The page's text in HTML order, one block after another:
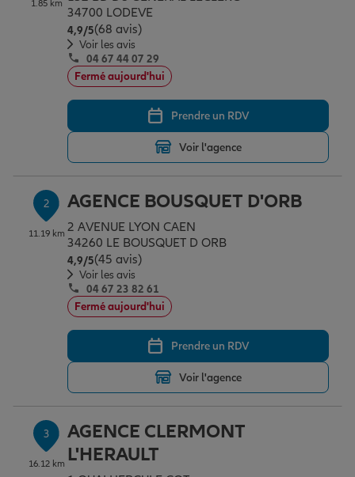
Assurance emprunteur
Prévoyance et dépendance
Assurance animal de compagnie
Protection de la famille
Protection juridique
Épargne & retraite
Plan épargne retraite
Assurance vie
Placements financiers
Investissements immobiliers
Transmission
Vos projets
Partir en vacances
Déménager
Changer de voiture
Départ à la retraite
Conseil assurance
Outre-mer
Assurance auto
Assurance habitation
Garantie des accidents de la vie
Assurance scolaire
Professionnels
Allianz en France
1.85 km
34700 LODEVE
4,9/5Note de 4.9 sur 5
(68 avis)
Voir les avis
04 67 44 07 29
Fermé aujourd'hui
Prendre un RDV
Voir l'agence
2
11.19 km
AGENCE BOUSQUET D'ORB
2 AVENUE LYON CAEN
34260 LE BOUSQUET D ORB
4,9/5Note de 4.9 sur 5
(45 avis)
Voir les avis
04 67 23 82 61
Fermé aujourd'hui
Prendre un RDV
Voir l'agence
3
16.12 km
AGENCE CLERMONT
L'HERAULT